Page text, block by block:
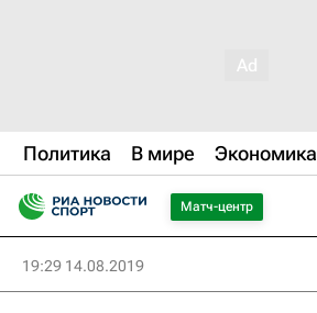
Политика В мире Экономика
Матч-центр
19:29 14.08.2019